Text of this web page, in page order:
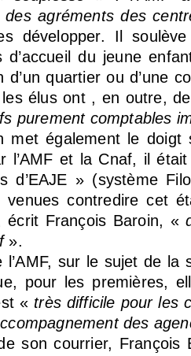
des agréments des
développer. Il
d’accueil du jeune
d’un quartier ou d’une
élus ont , en outre,
purement comptables
met également le
l’AMF et la Cnaf, il
d’EAJE » (système
venues contredire cet
écrit François Baroin, «
».
l’AMF, sur le sujet de
pour les premières,
« très difficile pour les
des
son courrier, François